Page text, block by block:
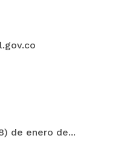
de enero de...